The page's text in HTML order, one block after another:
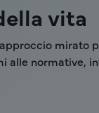
vita
mirato
alle normative,